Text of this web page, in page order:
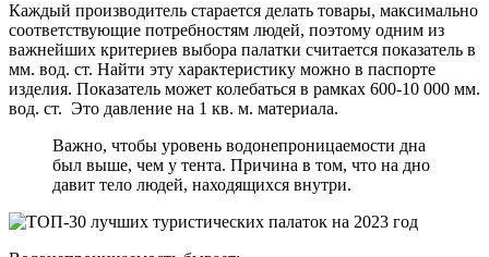
Каждый производитель старается делать товары, максимально
соответствующие потребностям людей, поэтому одним из
важнейших критериев выбора палатки считается показатель в
мм. вод. ст. Найти эту характеристику можно в паспорте
изделия. Показатель может колебаться в рамках 600-10 000 мм.
вод. ст. Это давление на 1 кв. м. материала.
Важно, чтобы уровень водонепроницаемости дна
был выше, чем у тента. Причина в том, что на дно
давит тело людей, находящихся внутри.